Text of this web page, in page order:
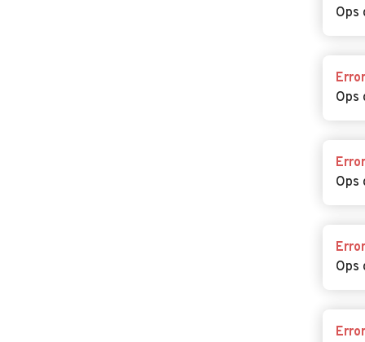
Ops
Error
Ops
Error
Ops
Error
Ops
Error